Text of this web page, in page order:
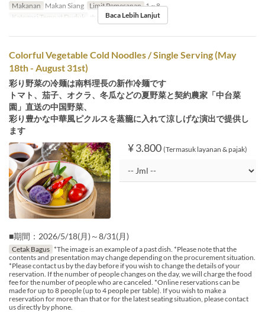
Makanan Makan Siang Limit Pemesanan 1 ~ 8
Kategori Tempat Duduk
ホール席Baca Lebih Lanjut
Colorful Vegetable Cold Noodles / Single Serving (May
18th - August 31st)
彩り野菜の冷麺は南料理長の新作冷麺です
トマト、茄子、オクラ、冬瓜などの夏野菜と契約農家「中台菜
園」直送の中国野菜、
彩り豊かな中華風ピクルスを蒸籠に入れて涼しげな演出で提供し
ます
¥ 3.800 (Termasuk layanan & pajak)
■期間：2026/5/18(月)～8/31(月)
Cetak Bagus *The image is an example of a past dish. *Please note that the
contents and presentation may change depending on the procurement situation.
*Please contact us by the day before if you wish to change the details of your
reservation. If the number of people changes on the day, we will charge the food
fee for the number of people who are canceled. *Online reservations can be
made for up to 8 people (up to 4 people per table). If you wish to make a
reservation for more than that or for the latest seating situation, please contact
us directly by phone.